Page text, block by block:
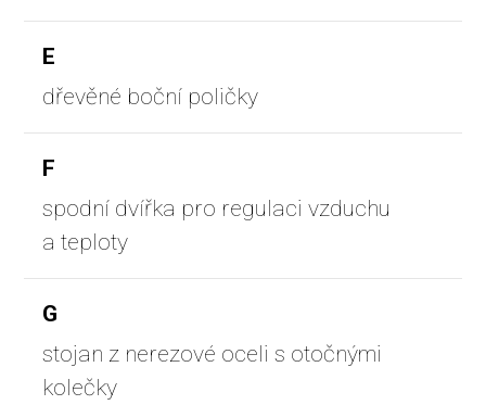
E
dřevěné boční poličky
F
spodní dvířka pro regulaci vzduchu
a teploty
G
stojan z nerezové oceli s otočnými
kolečky